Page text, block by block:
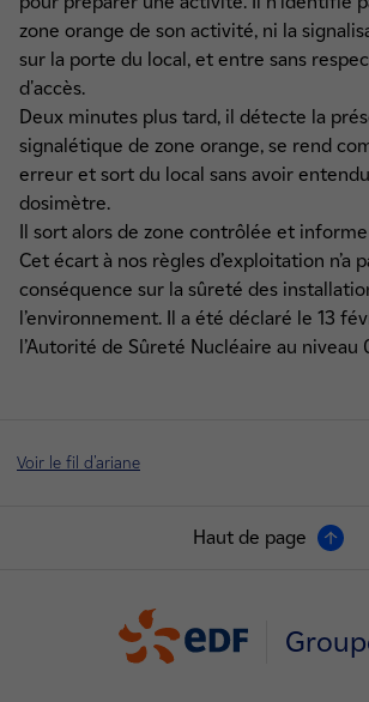
zone orange de son activité, ni la
sur la porte du local, et entre sans
d'accès.
Deux minutes plus tard, il détecte la
signalétique de zone orange, se rend
erreur et sort du local sans avoir
dosimètre.
Il sort alors de zone contrôlée et
Cet écart à nos règles d’exploitation n’a
conséquence sur la sûreté des
l’environnement. Il a été déclaré le 13
l’Autorité de Sûreté Nucléaire au niveau
Voir le fil d'ariane
Haut de page